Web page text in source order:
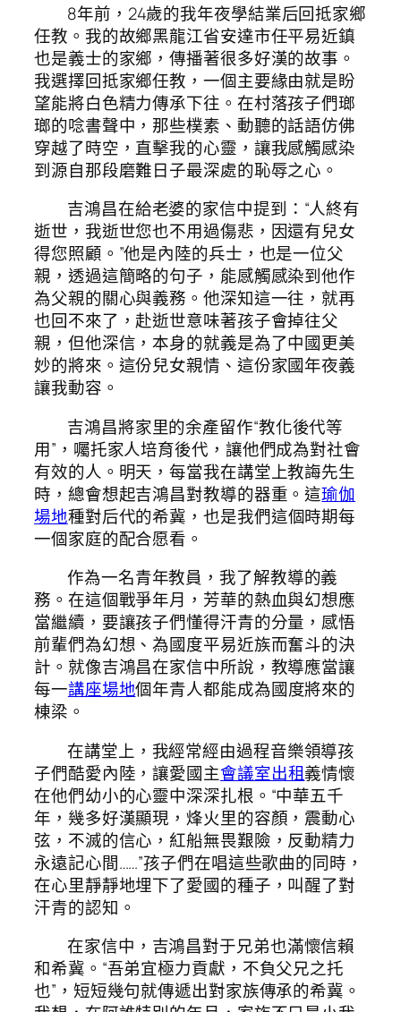
8年前，24歲的我年夜學結業后回抵家鄉
任教。我的故鄉黑龍江省安達市任平易近鎮
也是義士的家鄉，傳播著很多好漢的故事。
我選擇回抵家鄉任教，一個主要緣由就是盼
望能將白色精力傳承下往。在村落孩子們瑯
瑯的唸書聲中，那些樸素、動聽的話語仿佛
穿越了時空，直擊我的心靈，讓我感觸感染
到源自那段磨難日子最深處的恥辱之心。
吉鴻昌在給老婆的家信中提到：“人終有
逝世，我逝世您也不用過傷悲，因還有兒女
得您照顧。”他是內陸的兵士，也是一位父
親，透過這簡略的句子，能感觸感染到他作
為父親的關心與義務。他深知這一往，就再
也回不來了，赴逝世意味著孩子會掉往父
親，但他深信，本身的就義是為了中國更美
妙的將來。這份兒女親情、這份家國年夜義
讓我動容。
吉鴻昌將家里的余產留作“教化後代等
用”，囑托家人培育後代，讓他們成為對社會
有效的人。明天，每當我在講堂上教誨先生
時，總會想起吉鴻昌對教導的器重。這瑜伽
場地種對后代的希冀，也是我們這個時期每
一個家庭的配合愿看。
作為一名青年教員，我了解教導的義
務。在這個戰爭年月，芳華的熱血與幻想應
當繼續，要讓孩子們懂得汗青的分量，感悟
前輩們為幻想、為國度平易近族而奮斗的決
計。就像吉鴻昌在家信中所說，教導應當讓
每一講座場地個年青人都能成為國度將來的
棟梁。
在講堂上，我經常經由過程音樂領導孩
子們酷愛內陸，讓愛國主會議室出租義情懷
在他們幼小的心靈中深深扎根。“中華五千
年，幾多好漢顯現，烽火里的容顏，震動心
弦，不滅的信心，紅船無畏艱險，反動精力
永遠記心間……”孩子們在唱這些歌曲的同時，
在心里靜靜地埋下了愛國的種子，叫醒了對
汗青的認知。
在家信中，吉鴻昌對于兄弟也滿懷信賴
和希冀。“吾弟宜極力貢獻，不負父兄之托
也”，短短幾句就傳遞出對家族傳承的希冀。